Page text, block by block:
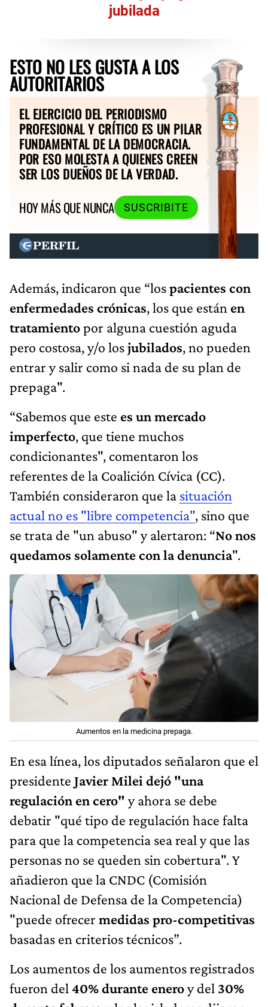
jubilada
ESTO NO LES GUSTA A LOS
AUTORITARIOS
EL EJERCICIO DEL PERIODISMO
PROFESIONAL Y CRÍTICO ES UN PILAR
FUNDAMENTAL DE LA DEMOCRACIA.
POR ESO MOLESTA A QUIENES CREEN
SER LOS DUEÑOS DE LA VERDAD.
HOY MÁS QUE NUNCA
SUSCRIBITE
Además, indicaron que “lospacientes con
enfermedades crónicas, los que están en
tratamientopor alguna cuestión aguda
pero costosa, y/o losjubilados, no pueden
entrar y salir como si nada de su plan de
prepaga".
“Sabemos que este es un mercado
imperfecto, que tiene muchos
condicionantes", comentaron los
referentes de la Coalición Cívica (CC).
También consideraron que la situación
actual no es "libre competencia", sino que
se trata de "un abuso" y alertaron: “No nos
quedamos solamente con la denuncia".
Aumentos en la medicina prepaga.
En esa línea, los diputados señalaron que el
presidente Javier Milei dejó "una
regulación en cero" y ahora se debe
debatir "qué tipo de regulación hace falta
para que la competencia sea real y que las
personas no se queden sin cobertura". Y
añadieron que la CNDC (Comisión
Nacional de Defensa de la Competencia)
"puede ofrecer medidas pro-competitivas
basadas en criterios técnicos”.
Los aumentos de los aumentos registrados
fueron del40% durante eneroy del 30%